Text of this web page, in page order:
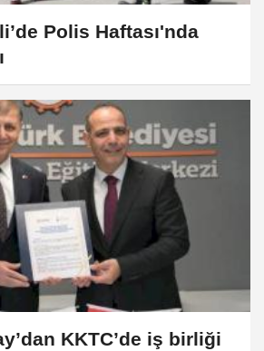
Polis Haftası'nda
KKTC’de iş birliği